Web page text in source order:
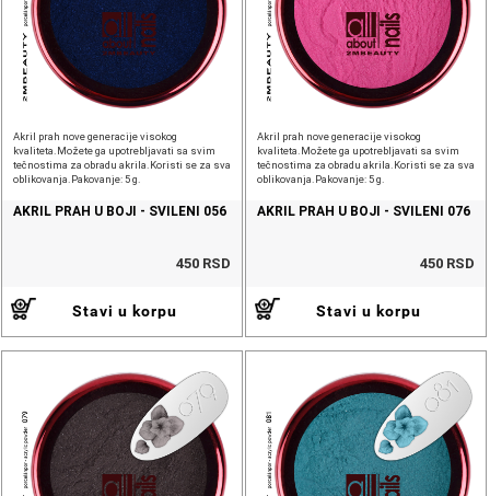
Akril prah nove generacije visokog
kvaliteta.Možete ga upotrebljavati sa svim
tečnostima za obradu akrila.Koristi se za sva
oblikovanja.Pakovanje: 5 g.
AKRIL PRAH U BOJI - SVILENI 056
450 RSD
Stavi u korpu
Akril prah nove generacije visokog
kvaliteta.Možete ga upotrebljavati sa svim
tečnostima za obradu akrila.Koristi se za sva
oblikovanja.Pakovanje: 5 g.
AKRIL PRAH U BOJI - SVILENI 076
450 RSD
Stavi u korpu